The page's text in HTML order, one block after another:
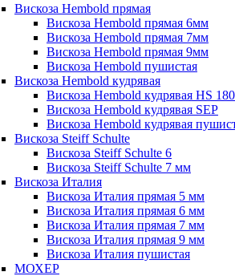
Вискоза Hembold прямая
Вискоза Hembold прямая 6мм
Вискоза Hembold прямая 7мм
Вискоза Hembold прямая 9мм
Вискоза Hembold пушистая
Вискоза Hembold кудрявая
Вискоза Hembold кудрявая HS 180
Вискоза Hembold кудрявая SEP
Вискоза Hembold кудрявая
Вискоза Steiff Schulte
Вискоза Steiff Schulte 6
Вискоза Steiff Schulte 7 мм
Вискоза Италия
Вискоза Италия прямая 5 мм
Вискоза Италия прямая 6 мм
Вискоза Италия прямая 7 мм
Вискоза Италия прямая 9 мм
Вискоза Италия пушистая
МОХЕР